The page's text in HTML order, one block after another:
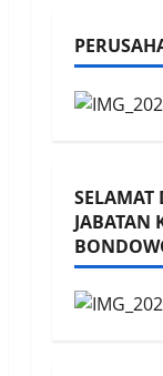
SELAMAT
JABATAN